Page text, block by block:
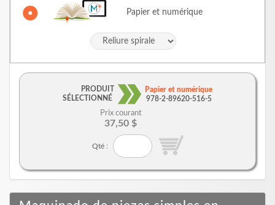
Papier et numérique
PRODUIT
SÉLECTIONNÉ
Papier et numérique
978-2-89620-516-5
Prix courant
37,50 $
Qté :